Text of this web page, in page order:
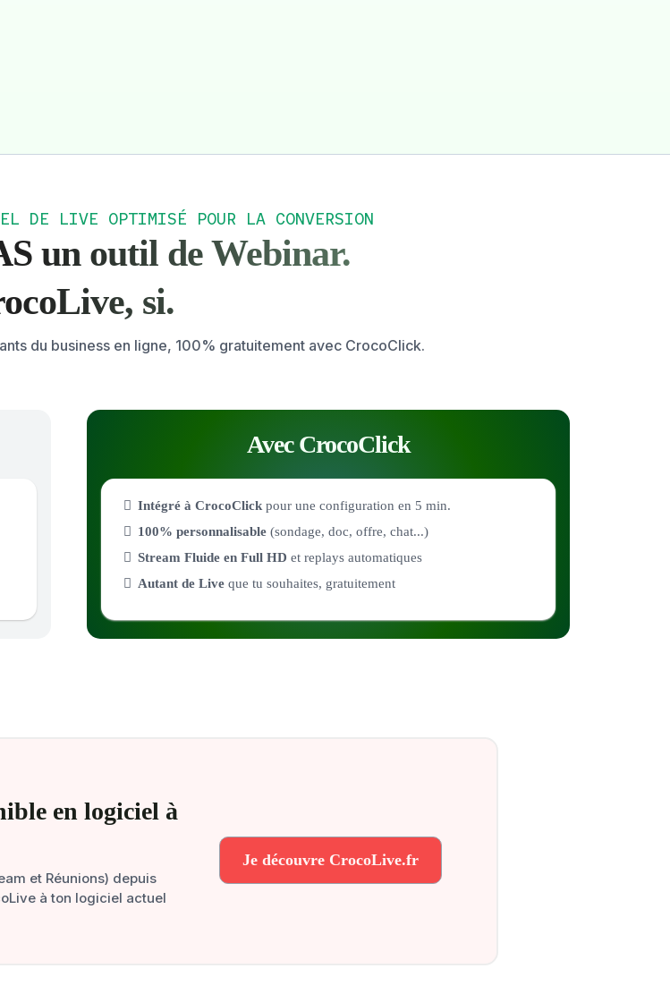
DE LIVE OPTIMISÉ POUR LA CONVERSION
un outil de Webinar.
si.
du business en ligne, 100% gratuitement avec CrocoClick.
Avec CrocoClick
Intégré à CrocoClick pour une configuration en 5 min.
100% personnalisable (sondage, doc, offre, chat...)
Stream Fluide en Full HD et replays automatiques
Autant de Live que tu souhaites, gratuitement
en logiciel à
et Réunions) depuis
à ton logiciel actuel
Je découvre CrocoLive.fr